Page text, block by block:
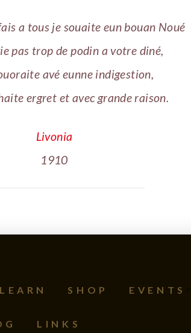
a tous je souaite eun bouan Noué
pas trop de podin a votre diné,
avé eunne indigestion,
ergret et avec grande raison.
Livonia
1910
LEARN SHOP EVENTS
LINKS